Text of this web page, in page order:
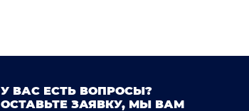
У ВАС ЕСТЬ ВОПРОСЫ?
ОСТАВЬТЕ ЗАЯВКУ, МЫ ВАМ